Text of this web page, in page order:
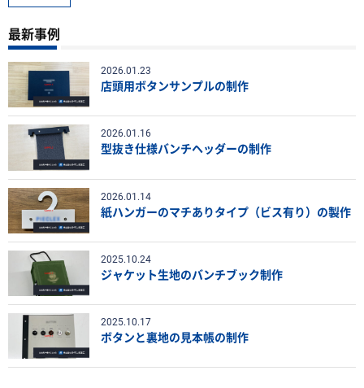
最新事例
2026.01.23
店頭用ボタンサンプルの制作
2026.01.16
型抜き仕様バンチヘッダーの制作
2026.01.14
紙ハンガーのマチありタイプ（ビス有り）の製作
2025.10.24
ジャケット生地のバンチブック制作
2025.10.17
ボタンと裏地の見本帳の制作